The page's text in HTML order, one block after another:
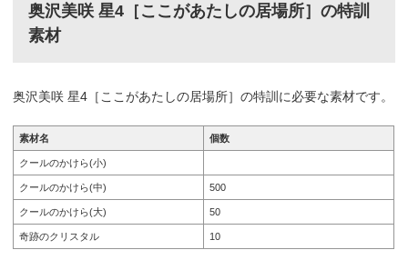
奥沢美咲 星4［ここがあたしの居場所］の特訓
素材
奥沢美咲 星4［ここがあたしの居場所］の特訓に必要な素材です。
素材名 個数
クールのかけら(小)
クールのかけら(中) 500
クールのかけら(大) 50
奇跡のクリスタル 10